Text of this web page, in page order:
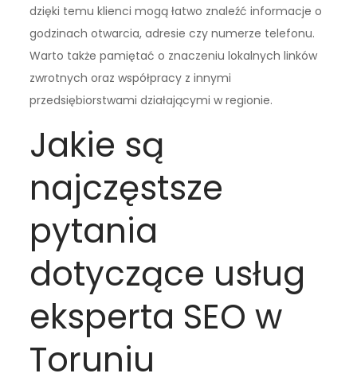
dzięki temu klienci mogą łatwo znaleźć informacje o
godzinach otwarcia, adresie czy numerze telefonu.
Warto także pamiętać o znaczeniu lokalnych linków
zwrotnych oraz współpracy z innymi
przedsiębiorstwami działającymi w regionie.
Jakie są
najczęstsze
pytania
dotyczące usług
eksperta SEO w
Toruniu